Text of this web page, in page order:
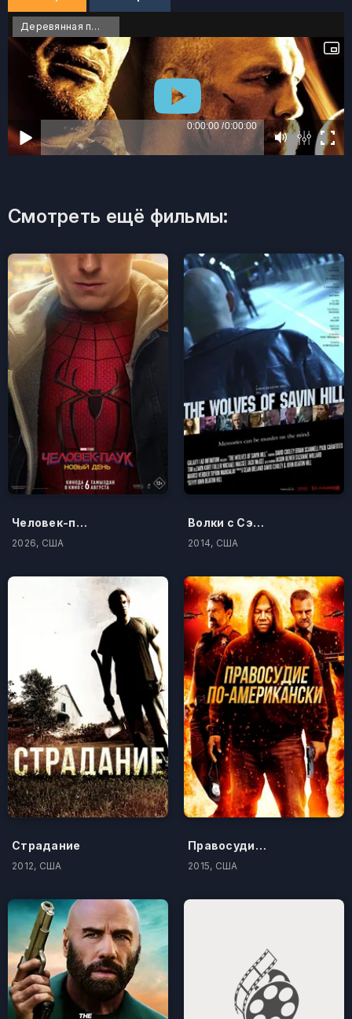
Деревянная парочка
Смотреть ещё фильмы:
Человек-паук: Новый день
2026, США
Волки с Сэйвин-Хилл
2014, США
Страдание
2012, США
Правосудие по-американски
2015, США